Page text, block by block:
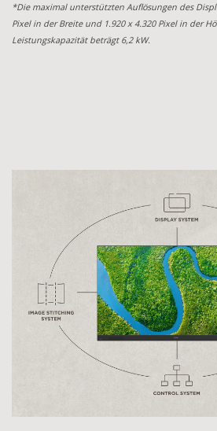
*Die maximal unterstützten Auflösungen des
Pixel in der Breite und 1.920 x 4.320 Pixel in der
Leistungskapazität beträgt 6,2 kW.